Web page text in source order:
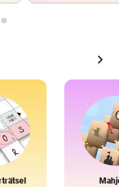
chevron_right